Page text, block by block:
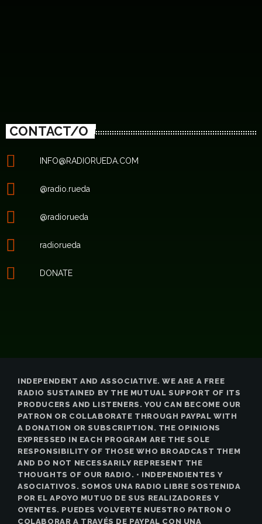
CONTACT/O
INFO@RADIORUEDA.COM
@radio.rueda
@radiorueda
radiorueda
DONATE
INDEPENDENT AND ASSOCIATIVE. WE ARE A FREE
RADIO SUSTAINED BY THE MUTUAL SUPPORT OF ITS
PRODUCERS AND LISTENERS. YOU CAN BECOME OUR
PATRON OR COLLABORATE THROUGH PAYPAL WITH
A DONATION OR SUBSCRIPTION. THE OPINIONS
EXPRESSED IN EACH PROGRAM ARE THE SOLE
RESPONSIBILITY OF THOSE WHO BROADCAST THEM
AND DO NOT NECESSARILY REPRESENT THE
THOUGHTS OF OUR RADIO. • INDEPENDIENTES Y
ASOCIATIVOS. SOMOS UNA RADIO LIBRE SOSTENIDA
POR EL APOYO MUTUO DE SUS REALIZADORES Y
OYENTES. PUEDES VOLVERTE NUESTRO PATRON O
COLABORAR A TRAVÉS DE PAYPAL CON UNA